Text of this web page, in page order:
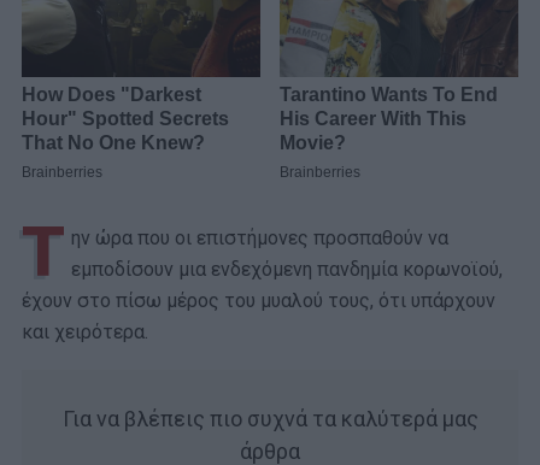
Τ ην ώρα που οι επιστήμονες προσπαθούν να
εμποδίσουν μια ενδεχόμενη πανδημία κορωνοϊού,
έχουν στο πίσω μέρος του μυαλού τους, ότι υπάρχουν
και χειρότερα.
Για να βλέπεις πιο συχνά τα καλύτερά μας
άρθρα